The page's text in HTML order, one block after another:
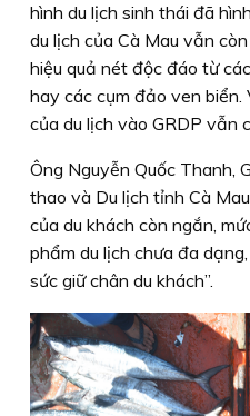
hình du lịch sinh thái đã
du lịch của Cà Mau vẫn
hiệu quả nét độc đáo từ
hay các cụm đảo ven
của du lịch vào GRDP vẫn
Ông Nguyễn Quốc Thanh,
thao và Du lịch tỉnh Cà
của du khách còn ngắn,
phẩm du lịch chưa đa
sức giữ chân du khách”.